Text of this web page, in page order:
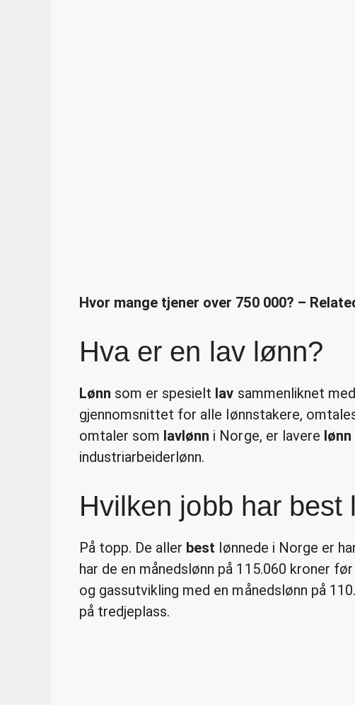
Hvor mange tjener over 750 000? –
Hva er en lav lønn?
Lønn som er spesielt lav sammenliknet
gjennomsnittet for alle lønnstakere,
omtaler som lavlønn i Norge, er lavere lønn
industriarbeiderlønn.
Hvilken jobb har best
På topp. De aller best lønnede i Norge er
har de en månedslønn på 115.060 kroner
og gassutvikling med en månedslønn på
på tredjeplass.